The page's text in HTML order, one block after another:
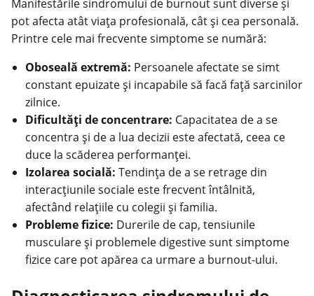
Manifestările sindromului de burnout sunt diverse și
pot afecta atât viața profesională, cât și cea personală.
Printre cele mai frecvente simptome se numără:
Oboseală extremă: Persoanele afectate se simt
constant epuizate și incapabile să facă față sarcinilor
zilnice.
Dificultăți de concentrare: Capacitatea de a se
concentra și de a lua decizii este afectată, ceea ce
duce la scăderea performanței.
Izolarea socială: Tendința de a se retrage din
interacțiunile sociale este frecvent întâlnită,
afectând relațiile cu colegii și familia.
Probleme fizice: Durerile de cap, tensiunile
musculare și problemele digestive sunt simptome
fizice care pot apărea ca urmare a burnout-ului.